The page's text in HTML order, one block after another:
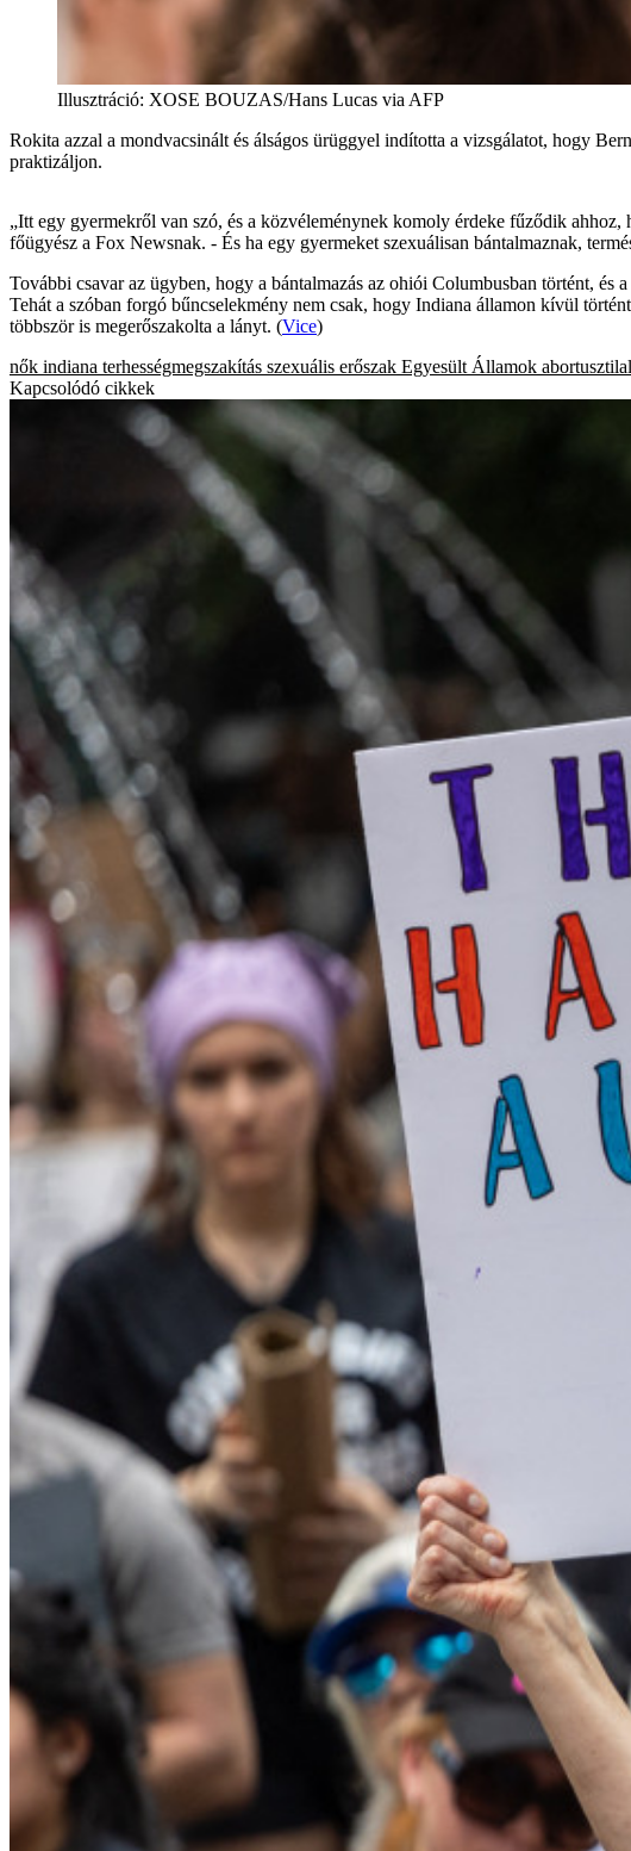
Illusztráció: XOSE BOUZAS/Hans Lucas via AFP
Rokita azzal a mondvacsinált és álságos ürüggyel indította a vizsgálatot, hogy
praktizáljon.
„Itt egy gyermekről van szó, és a közvéleménynek komoly érdeke fűződik
főügyész a Fox Newsnak. - És ha egy gyermeket szexuálisan bántalmaznak,
További csavar az ügyben, hogy a bántalmazás az ohiói Columbusban történt,
Tehát a szóban forgó bűncselekmény nem csak, hogy Indiana államon kívül
többször is megerőszakolta a lányt. (Vice)
nők indiana terhességmegszakítás szexuális erőszak Egyesült Államok
Kapcsolódó cikkek